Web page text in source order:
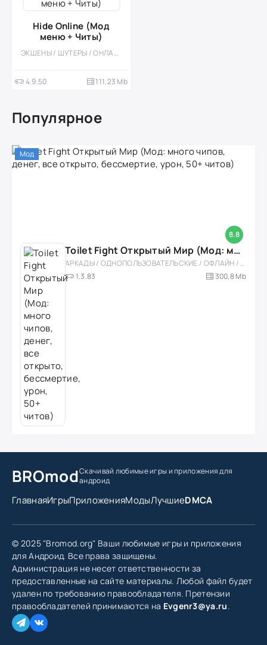
Hide Online (Мод
меню + Читы)
ЭКШЕНЫ / ШУТЕРЫ / ОНЛАЙН / КАЗУАЛЬНЫЕ / МНОГОПОЛЬЗОВАТЕЛЬСКАЯ / СОРЕВНОВАТЕЛЬНАЯ / СТИЛИЗАЦИЯ
4.9.50 111.23 Mb
Популярное
8.8
Мод
Toilet Fight Открытый Мир (Мод: много чипов, денег, все открыто, бессмертие, урон, 50+ читов)
АРКАДЫ / ОДНОПОЛЬЗОВАТЕЛЬСКИЕ / ОФЛАЙН / МОД / РОЛЕВЫЕ / ШУТЕРЫ / ОТКРЫТЫЙ МИР / ВСТРОЕННЫЙ КЕШ / 3D / ЭКШЕНЫ / ТУАЛЕТНЫЕ ВОЙНЫ / ДЛЯ ДЕТЕЙ
1.3.83
300,8 Mb
BROmodСкачивай любимые игрыи приложения для
андроид
ГлавнаяИгрыПриложенияМодыЛучшиеDMCA
© 2025 "Bromod.org" Ваши любимые игры и приложения
для Андроид. Все права защищены.
Администрация не несет ответственности за
предоставленные на сайте материалы. Любой файл будет
удален по требованию правообладателя. Претензии
правообладателей принимаются на Evgenr3@ya.ru.